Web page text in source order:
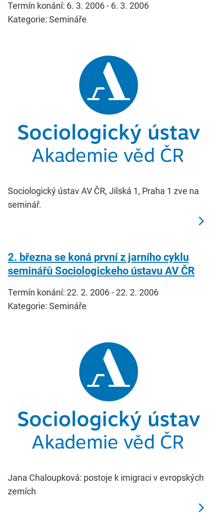
Termín konání: 6. 3. 2006 - 6. 3. 2006
Kategorie: Semináře
Sociologický ústav AV ČR, Jilská 1, Praha 1 zve na
seminář.
2. března se koná první z jarního cyklu
seminářů Sociologickeho ústavu AV ČR
Termín konání: 22. 2. 2006 - 22. 2. 2006
Kategorie: Semináře
Jana Chaloupková: postoje k imigraci v evropských
zemích